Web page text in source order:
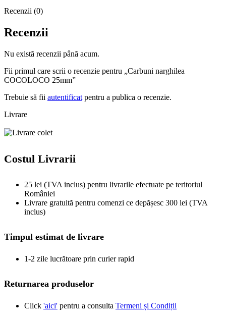
Recenzii (0)
Recenzii
Nu există recenzii până acum.
Fii primul care scrii o recenzie pentru „Carbuni narghilea
COCOLOCO 25mm”
Trebuie să fii autentificat pentru a publica o recenzie.
Livrare
Costul Livrarii
25 lei (TVA inclus) pentru livrarile efectuate pe teritoriul
României
Livrare gratuită pentru comenzi ce depășesc 300 lei (TVA
inclus)
Timpul estimat de livrare
1-2 zile lucrătoare prin curier rapid
Returnarea produselor
Click 'aici' pentru a consulta Termeni și Condiții